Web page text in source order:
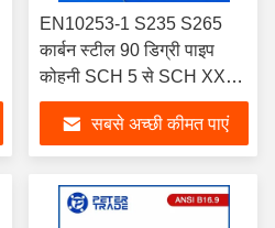
EN10253-1 S235 S265
कार्बन स्टील 90 डिग्री पाइप
कोहनी SCH 5 से SCH XXS
पाइप सिस्टम की दिशा बदलने के
लिए
सबसे अच्छी कीमत पाएं